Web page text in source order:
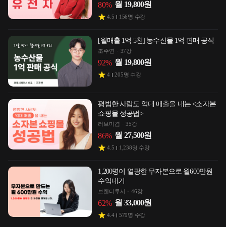
80% 월 19,800원
4.5 156명 수강
[월매출 1억 5천] 농수산물 1억 판매 공식
조주연 37강
92% 월 19,800원
4 205명 수강
평범한 사람도 억대 매출을 내는 <소자본
쇼핑몰 성공법>
러브미겸 35강
86% 월 27,500원
4.5 1,238명 수강
1,200명이 열광한 무자본으로 월600만원
수익내기
브랜더루시 46강
62% 월 33,000원
4.4 579명 수강